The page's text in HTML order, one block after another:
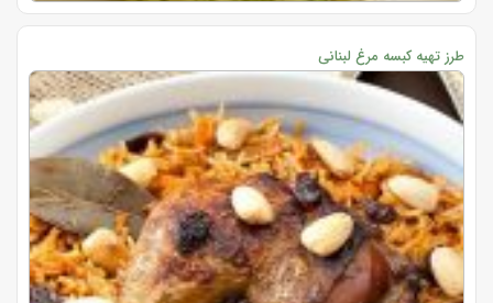
طرز تهیه کبسه مرغ لبنانی